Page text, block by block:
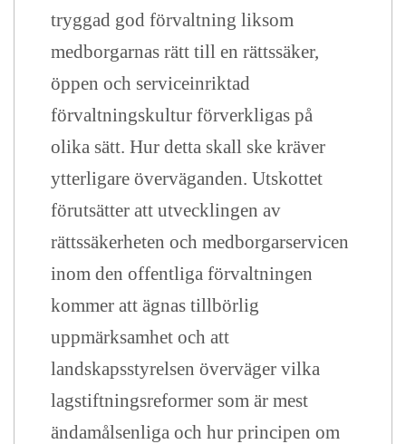
tryggad god förvaltning liksom
medborgarnas rätt till en rättssäker,
öppen och serviceinriktad
förvaltningskultur förverkligas på
olika sätt. Hur detta skall ske kräver
ytterligare överväganden. Utskottet
förutsätter att utvecklingen av
rättssäkerheten och medborgarservicen
inom den offentliga förvaltningen
kommer att ägnas tillbörlig
uppmärksamhet och att
landskapsstyrelsen överväger vilka
lagstiftningsreformer som är mest
ändamålsenliga och hur principen om